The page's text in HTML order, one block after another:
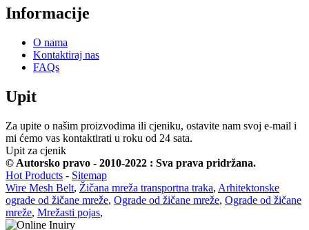
Informacije
O nama
Kontaktiraj nas
FAQs
Upit
Za upite o našim proizvodima ili cjeniku, ostavite nam svoj e-mail i
mi ćemo vas kontaktirati u roku od 24 sata.
Upit za cjenik
© Autorsko pravo - 2010-2022 : Sva prava pridržana.
Hot Products - Sitemap
Wire Mesh Belt, Žičana mreža transportna traka, Arhitektonske
ograde od žičane mreže, Ograde od žičane mreže, Ograde od žičane
mreže, Mrežasti pojas,